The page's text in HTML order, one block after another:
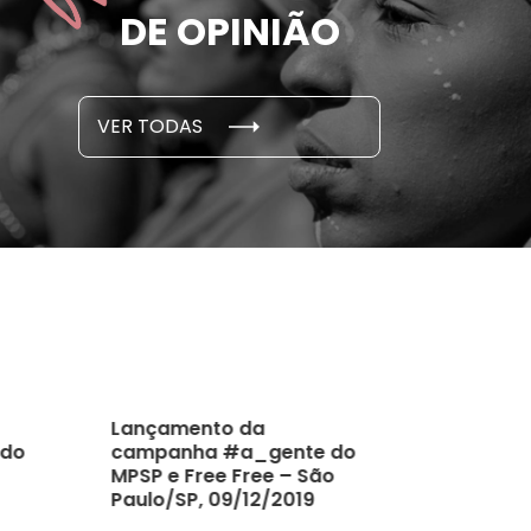
DE OPINIÃO
VER TODAS
em cada 6 já sofreu
E PESQUISAS
novembro, 2021
cidade
Lançamento da
campanha #a_gente do
MPSP e Free Free – São
Paulo/SP, 09/12/2019